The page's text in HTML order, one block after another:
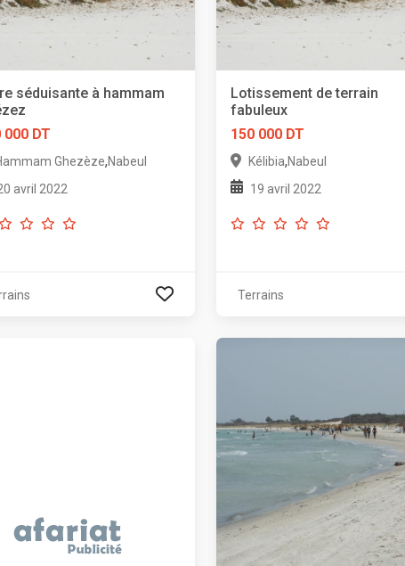
séduisante à hammam
000 DT
Ghezèze,Nabeul
avril 2022
Lotissement de terrain
fabuleux
150 000 DT
Kélibia,Nabeul
19 avril 2022
Terrains